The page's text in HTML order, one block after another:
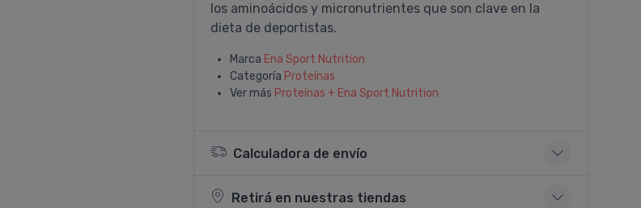
los aminoácidos y micronutrientes que son clave en la
dieta de deportistas.
Marca Ena Sport Nutrition
Categoría Proteí­nas
Ver más Proteí­nas + Ena Sport Nutrition
Calculadora de envío
Retirá en nuestras tiendas